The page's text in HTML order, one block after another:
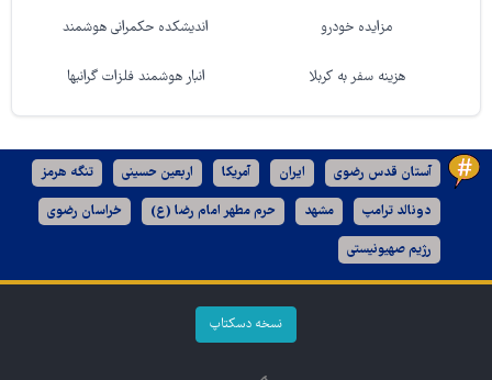
مزایده خودرو اندیشکده حکمرانی هوشمند
هزینه سفر به کربلا انبار هوشمند فلزات گرانبها
آستان قدس رضوی ایران آمریکا اربعین حسینی تنگه هرمز
دونالد ترامپ مشهد حرم مطهر امام رضا (ع) خراسان رضوی
رژیم صهیونیستی
نسخه دسکتاپ